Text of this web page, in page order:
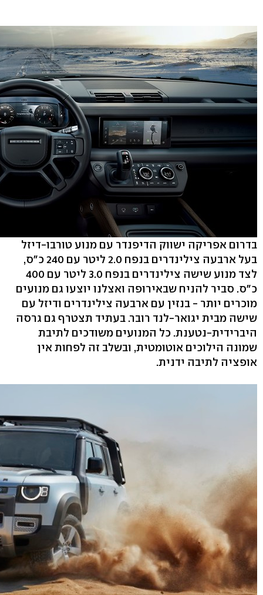
בדרום אפריקה ישווק הדיפנדר עם מנוע טורבו-דיזל
בעל ארבעה צילינדרים בנפח 2.0 ליטר עם 240 כ"ס,
לצד מנוע שישה צילינדרים בנפח 3.0 ליטר עם 400
כ"ס. סביר להניח שבאירופה ואצלנו יוצעו גם מנועים
מוכרים יותר - בנזין עם ארבעה צילינדרים ודיזל עם
שישה מבית יגואר-לנד רובר. בעתיד תצטרף גם גרסה
היברידית-נטענת. כל המנועים משודכים לתיבת
שמונה הילוכים אוטומטית, ובשלב זה לפחות אין
אופציה לתיבה ידנית.